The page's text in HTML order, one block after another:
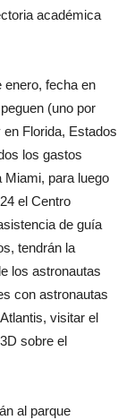
académica
enero, fecha en
(uno por
Florida, Estados
los gastos
Miami, para luego
el Centro
de guía
tendrán la
los astronautas
con astronautas
visitar el
sobre el
al parque